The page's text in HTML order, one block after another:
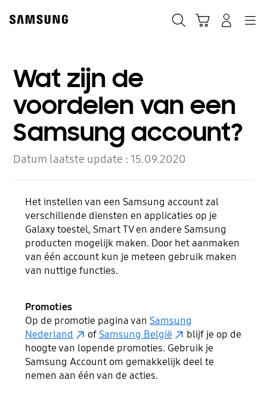
content
Wat zijn de
voordelen van een
Samsung account?
Datum laatste update : 15.09.2020
Het instellen van een Samsung account zal
verschillende diensten en applicaties op je
Galaxy toestel, Smart TV en andere Samsung
producten mogelijk maken. Door het aanmaken
van één account kun je meteen gebruik maken
van nuttige functies.
Promoties
Op de promotie pagina van Samsung
Nederland
of Samsung België
blijf je op de
hoogte van lopende promoties. Gebruik je
Samsung Account om gemakkelijk deel te
nemen aan één van de acties.